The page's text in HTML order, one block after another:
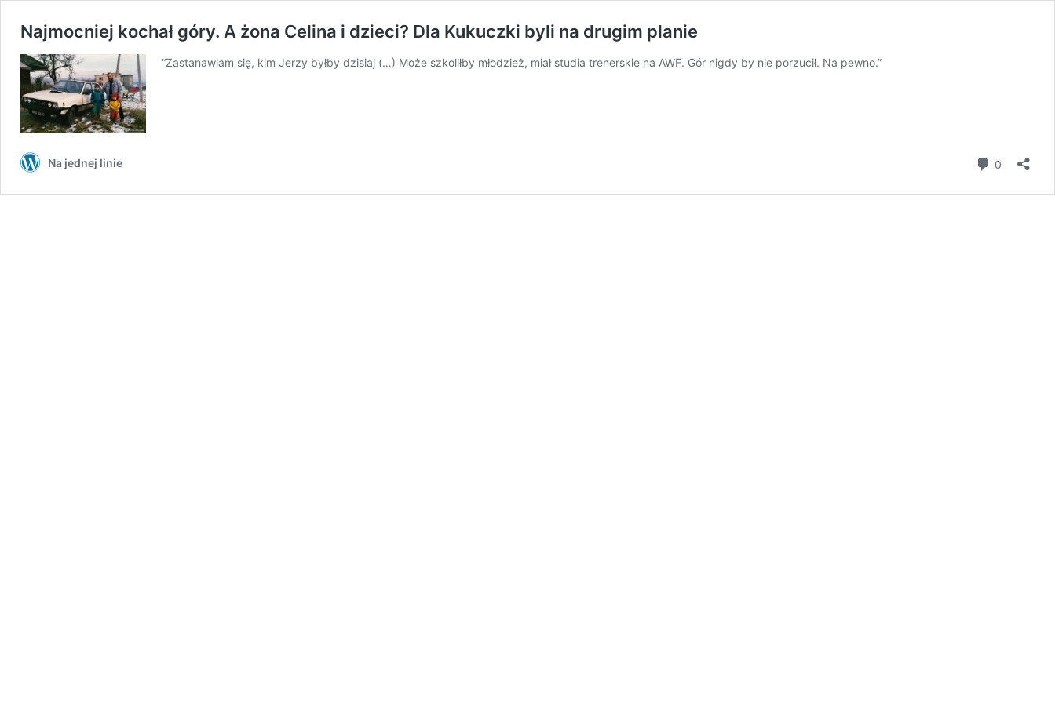
Najmocniej kochał góry. A żona Celina i dzieci? Dla Kukuczki byli na drugim planie
“Zastanawiam się, kim Jerzy byłby dzisiaj (…) Może szkoliłby młodzież, miał studia trenerskie na AWF. Gór nigdy by nie porzucił. Na pewno.”
Na jednej linie 0